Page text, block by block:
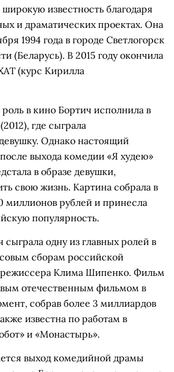
известность благодаря
и драматических проектах. Она
1994 года в городе Светлогорск
(Беларусь). В 2015 году окончила
(курс Кирилла
в кино Бортич исполнила в
где сыграла
Однако настоящий
выхода комедии «Я худею»
в образе девушки,
свою жизнь. Картина собрала в
миллионов рублей и принесла
популярность.
сыграла одну из главных ролей в
сборам российской
Клима Шипенко. Фильм
отечественным фильмом в
собрав более 3 миллиардов
известна по работам в
и «Монастырь».
выход комедийной драмы